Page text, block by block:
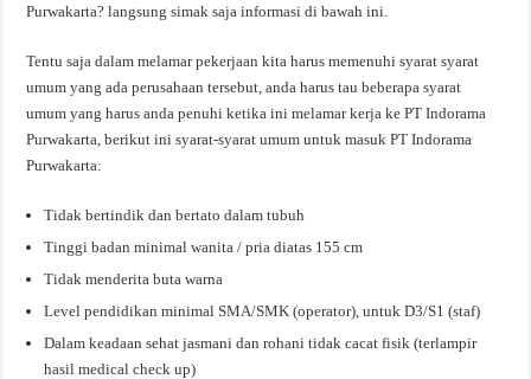
Purwakarta? langsung simak saja informasi di bawah ini.
Tentu saja dalam melamar pekerjaan kita harus memenuhi syarat syarat
umum yang ada perusahaan tersebut, anda harus tau beberapa syarat
umum yang harus anda penuhi ketika ini melamar kerja ke PT Indorama
Purwakarta, berikut ini syarat-syarat umum untuk masuk PT Indorama
Purwakarta:
Tidak bertindik dan bertato dalam tubuh
Tinggi badan minimal wanita / pria diatas 155 cm
Tidak menderita buta warna
Level pendidikan minimal SMA/SMK (operator), untuk D3/S1 (staf)
Dalam keadaan sehat jasmani dan rohani tidak cacat fisik (terlampir
hasil medical check up)